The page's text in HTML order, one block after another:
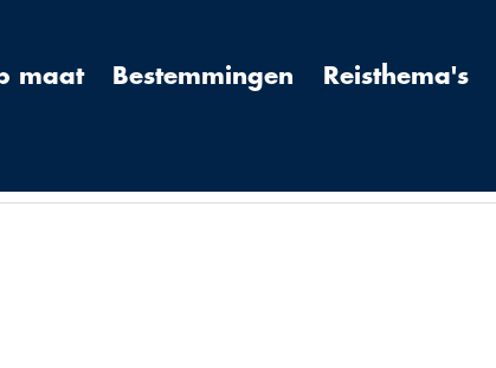
maat Bestemmingen Reisthema's